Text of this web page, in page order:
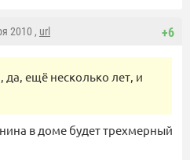
+6
2010 , url
да, ещё несколько лет, и
в доме будет трехмерный